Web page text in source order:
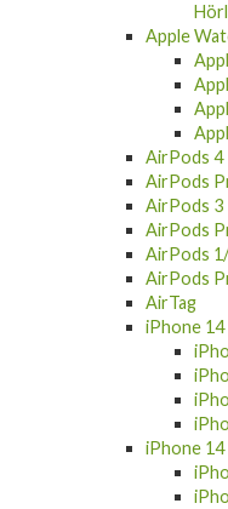
Apple
AirPods 4
AirPods
AirPods 3
AirPods
AirPods
AirPods
AirTag
iPhone 14
iPhone 14